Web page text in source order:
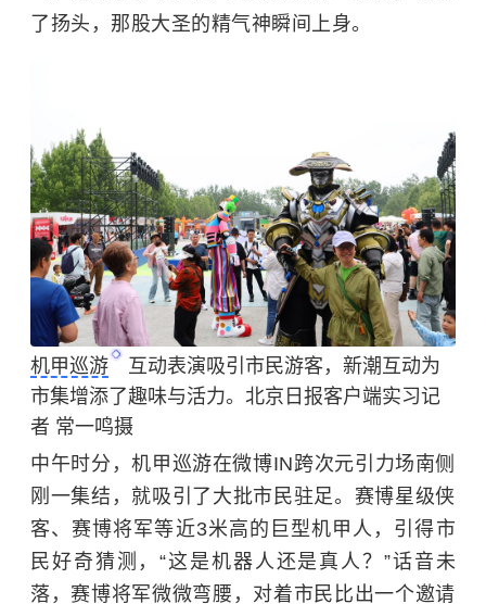
了扬头，那股大圣的精气神瞬间上身。
机甲巡游
互动表演吸引市民游客，新潮互动为
市集增添了趣味与活力。北京日报客户端实习记
者 常一鸣摄
中午时分，机甲巡游在微博IN跨次元引力场南侧
刚一集结，就吸引了大批市民驻足。赛博星级侠
客、赛博将军等近3米高的巨型机甲人，引得市
民好奇猜测，“这是机器人还是真人？”话音未
落，赛博将军微微弯腰，对着市民比出一个邀请